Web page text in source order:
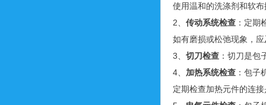
使用温和的洗涤剂和软
2、 传动系统检查 ：定期
如有磨损或松弛现象，
3、 切刀检查 ：切刀是
4、 加热系统检查 ：包子
定期检查加热元件的连